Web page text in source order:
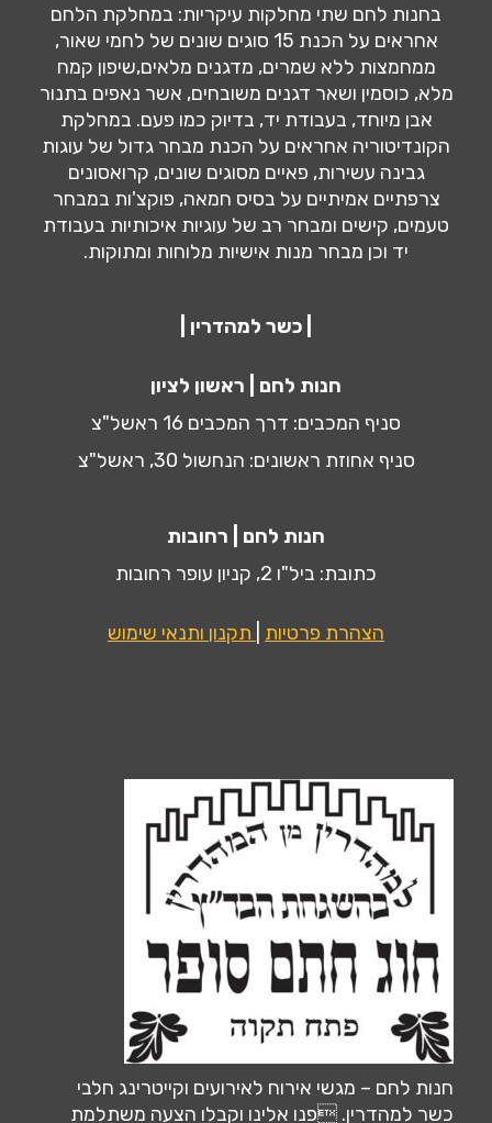
בחנות לחם שתי מחלקות עיקריות: במחלקת הלחם
אחראים על הכנת 15 סוגים שונים של לחמי שאור,
ממחמצות ללא שמרים, מדגנים מלאים,שיפון קמח
מלא, כוסמין ושאר דגנים משובחים, אשר נאפים בתנור
אבן מיוחד, בעבודת יד, בדיוק כמו פעם. במחלקת
הקונדיטוריה אחראים על הכנת מבחר גדול של עוגות
גבינה עשירות, פאיים מסוגים שונים, קרואסונים
צרפתיים אמיתיים על בסיס חמאה, פוקצ'ות במבחר
טעמים, קישים ומבחר רב של עוגיות איכותיות בעבודת
יד וכן מבחר מנות אישיות מלוחות ומתוקות.
| כשר למהדרין |
חנות לחם | ראשון לציון
סניף המכבים: דרך המכבים 16 ראשל"צ
סניף אחוזת ראשונים: הנחשול 30, ראשל"צ
חנות לחם | רחובות
כתובת: ביל"ו 2, קניון עופר רחובות
הצהרת פרטיות תקנון ותנאי שימוש
חנות לחם – מגשי אירוח לאירועים וקייטרינג חלבי
כשר למהדרין. פנו אלינו וקבלו הצעה משתלמת